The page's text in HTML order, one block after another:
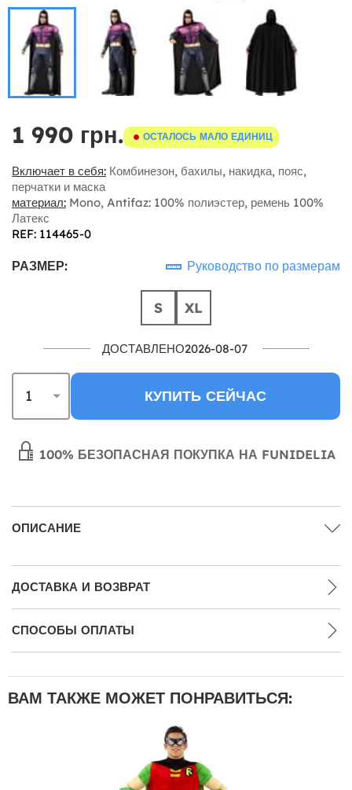
1 990 грн. ОСТАЛОСЬ МАЛО ЕДИНИЦ
Включает в себя: Комбинезон, бахилы, накидка, пояс,
перчатки и маска
материал: Mono, Antifaz: 100% полиэстер, ремень 100%
Латекс
REF: 114465-0
РАЗМЕР: Руководство по размерам
S XL
ДОСТАВЛЕНО2026-08-07
КУПИТЬ СЕЙЧАС
100% БЕЗОПАСНАЯ ПОКУПКА НА FUNIDELIA
ОПИСАНИЕ
ДОСТАВКА И ВОЗВРАТ
СПОСОБЫ ОПЛАТЫ
ВАМ ТАКЖЕ МОЖЕТ ПОНРАВИТЬСЯ: